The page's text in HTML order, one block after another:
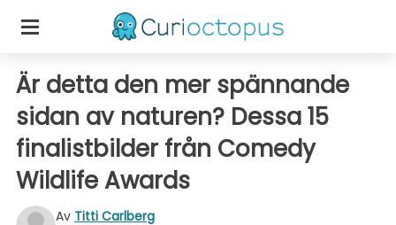
Är detta den mer spännande
sidan av naturen? Dessa 15
finalistbilder från Comedy
Wildlife Awards
Av Titti Carlberg